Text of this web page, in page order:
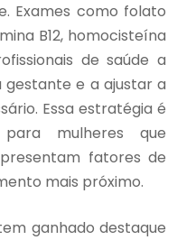
Exames como folato
B12, homocisteína
de saúde a
e a ajustar a
Essa estratégia é
mulheres que
fatores de
mais próximo.
ganhado destaque